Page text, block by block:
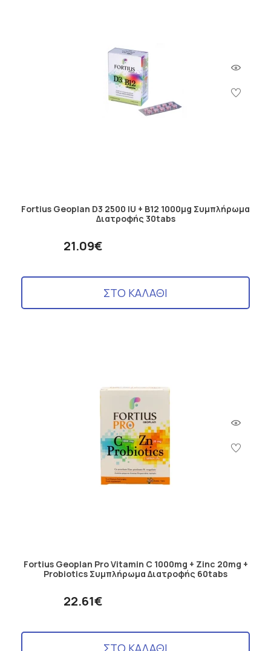
Fortius Geoplan D3 2500 IU + B12 1000μg Συμπλήρωμα
Διατροφής 30tabs
21.09€
ΣΤΟ ΚΑΛΑΘΙ
Fortius Geoplan Pro Vitamin C 1000mg + Zinc 20mg +
Probiotics Συμπλήρωμα Διατροφής 60tabs
22.61€
ΣΤΟ ΚΑΛΑΘΙ